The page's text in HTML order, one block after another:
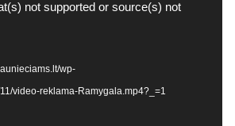
not supported or source(s) not
wp-
video-reklama-Ramygala.mp4?_=1